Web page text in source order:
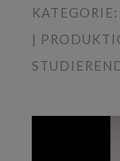
KATEGORIE:
|